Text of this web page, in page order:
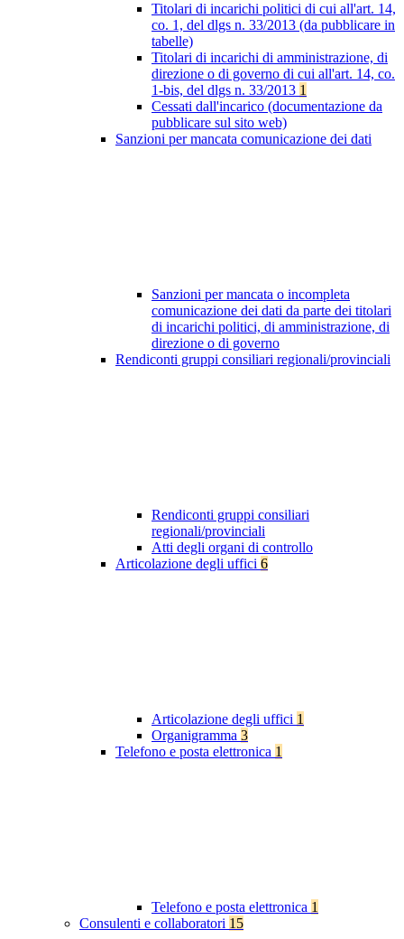
Titolari di incarichi politici di cui all'art. 14,
co. 1, del dlgs n. 33/2013 (da pubblicare in
tabelle)
Titolari di incarichi di amministrazione, di
direzione o di governo di cui all'art. 14, co.
1-bis, del dlgs n. 33/2013 1
Cessati dall'incarico (documentazione da
pubblicare sul sito web)
Sanzioni per mancata comunicazione dei dati
Sanzioni per mancata o incompleta
comunicazione dei dati da parte dei titolari
di incarichi politici, di amministrazione, di
direzione o di governo
Rendiconti gruppi consiliari regionali/provinciali
Rendiconti gruppi consiliari
regionali/provinciali
Atti degli organi di controllo
Articolazione degli uffici 6
Articolazione degli uffici 1
Organigramma 3
Telefono e posta elettronica 1
Telefono e posta elettronica 1
Consulenti e collaboratori 15